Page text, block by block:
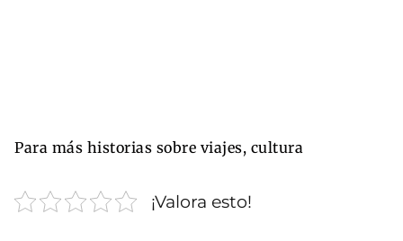
Para más historias sobre viajes, cultura
¡Valora esto!